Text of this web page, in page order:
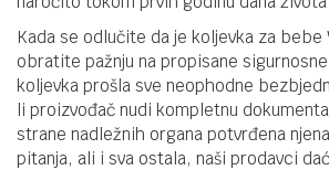
Kada se odlučite da je koljevka za bebe
obratite pažnju na propisane
koljevka prošla sve neophodne
li proizvođač nudi kompletnu
strane nadležnih organa potvrđena
pitanja, ali i sva ostala, naši prodavci